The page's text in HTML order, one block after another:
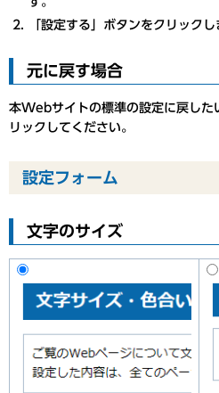
「設定する」ボタンをクリックし
元に戻す場合
本Webサイトの標準の設定に戻した
リックしてください。
設定フォーム
文字のサイズ